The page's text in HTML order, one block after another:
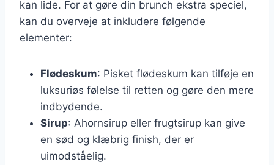
kan lide. For at gøre din brunch ekstra speciel,
kan du overveje at inkludere følgende
elementer:
Flødeskum: Pisket flødeskum kan tilføje en
luksuriøs følelse til retten og gøre den mere
indbydende.
Sirup: Ahornsirup eller frugtsirup kan give
en sød og klæbrig finish, der er
uimodståelig.